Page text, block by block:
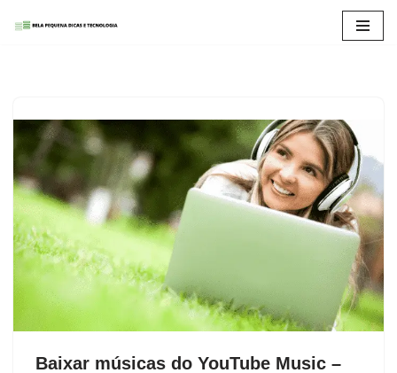
conteúdo
Baixar músicas do YouTube Music –